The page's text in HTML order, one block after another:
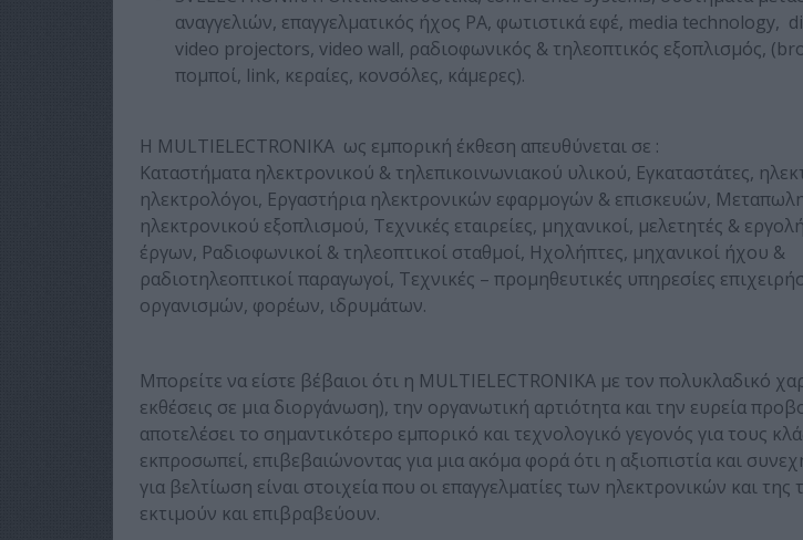
αναγγελιών, επαγγελματικός ήχος PA, φωτιστικά εφέ, media technology,
video projectors, video wall, ραδιοφωνικός & τηλεοπτικός εξοπλισμός,
πομποί, link, κεραίες, κονσόλες, κάμερες).
Η MULTIELECTRONIKA ως εμπορική έκθεση απευθύνεται σε :
Καταστήματα ηλεκτρονικού & τηλεπικοινωνιακού υλικού, Εγκαταστάτες,
ηλεκτρολόγοι, Εργαστήρια ηλεκτρονικών εφαρμογών & επισκευών,
ηλεκτρονικού εξοπλισμού, Τεχνικές εταιρείες, μηχανικοί, μελετητές &
έργων, Ραδιοφωνικοί & τηλεοπτικοί σταθμοί, Ηχολήπτες, μηχανικοί ήχου &
ραδιοτηλεοπτικοί παραγωγοί, Τεχνικές – προμηθευτικές υπηρεσίες
οργανισμών, φορέων, ιδρυμάτων.
Μπορείτε να είστε βέβαιοι ότι η MULTIELECTRONIKA με τον πολυκλαδικό
εκθέσεις σε μια διοργάνωση), την οργανωτική αρτιότητα και την ευρεία
αποτελέσει το σημαντικότερο εμπορικό και τεχνολογικό γεγονός για τους
εκπροσωπεί, επιβεβαιώνοντας για μια ακόμα φορά ότι η αξιοπιστία και
για βελτίωση είναι στοιχεία που οι επαγγελματίες των ηλεκτρονικών και της
εκτιμoύν και επιβραβεύουν.